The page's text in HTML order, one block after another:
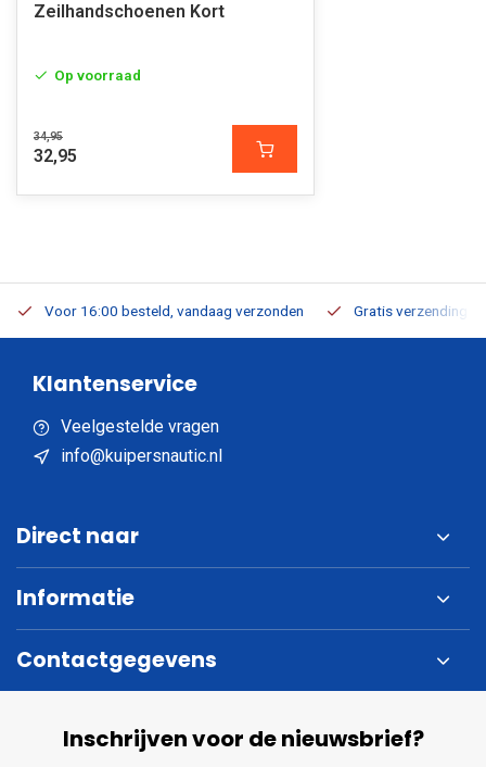
Zeilhandschoenen Kort
Op voorraad
34,95
32,95
Voor 16:00 besteld, vandaag verzonden Gratis verzending
Klantenservice
Veelgestelde vragen
info@kuipersnautic.nl
Direct naar
Informatie
Contactgegevens
Inschrijven voor de nieuwsbrief?